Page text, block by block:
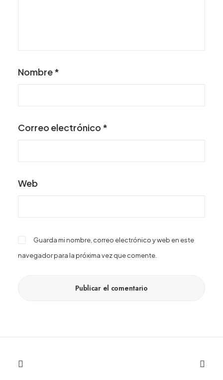
Nombre*
Correo electrónico *
Web
Guarda mi nombre, correo electrónico y web en este
navegador para la próxima vez que comente.